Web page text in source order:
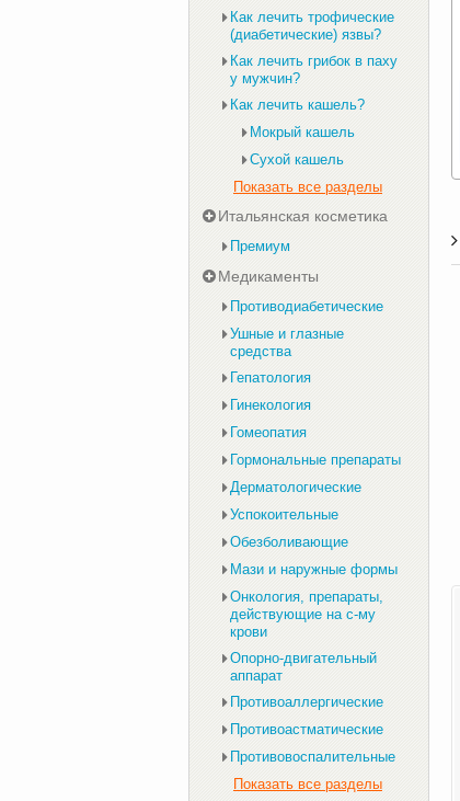
Как лечить трофические
(диабетические) язвы?
Как лечить грибок в паху
у мужчин?
Как лечить кашель?
Мокрый кашель
Сухой кашель
Показать все разделы
Итальянская косметика
Премиум
Медикаменты
Противодиабетические
Ушные и глазные
средства
Гепатология
Гинекология
Гомеопатия
Гормональные препараты
Дерматологические
Успокоительные
Обезболивающие
Мази и наружные формы
Онкология, препараты,
действующие на с-му
крови
Опорно-двигательный
аппарат
Противоаллергические
Противоастматические
Противовоспалительные
Показать все разделы